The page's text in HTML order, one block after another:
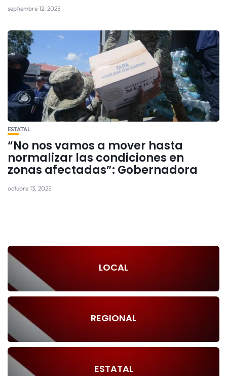
septiembre 12, 2025
ESTATAL
“No nos vamos a mover hasta
normalizar las condiciones en
zonas afectadas”: Gobernadora
octubre 13, 2025
LOCAL
REGIONAL
ESTATAL